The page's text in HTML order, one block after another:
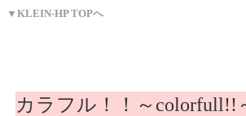
▼KLEIN-HP TOPへ
カラフル！！～